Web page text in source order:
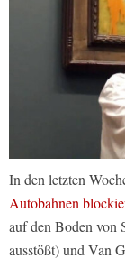
In den letzten
Autobahnen
auf den Boden von
ausstößt) und Van